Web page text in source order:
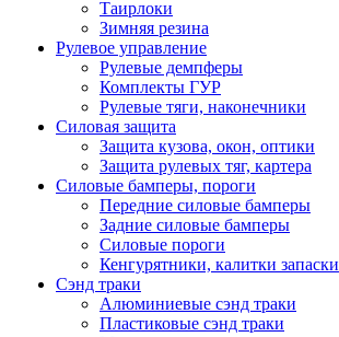
Таирлоки
Зимняя резина
Рулевое управление
Рулевые демпферы
Комплекты ГУР
Рулевые тяги, наконечники
Силовая защита
Защита кузова, окон, оптики
Защита рулевых тяг, картера
Силовые бамперы, пороги
Передние силовые бамперы
Задние силовые бамперы
Силовые пороги
Кенгурятники, калитки запаски
Сэнд траки
Алюминиевые сэнд траки
Пластиковые сэнд траки